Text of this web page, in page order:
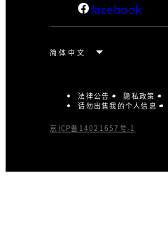
facebook
法律公告 隐私政策
请勿出售我的个人信息
京ICP备14021657号-1